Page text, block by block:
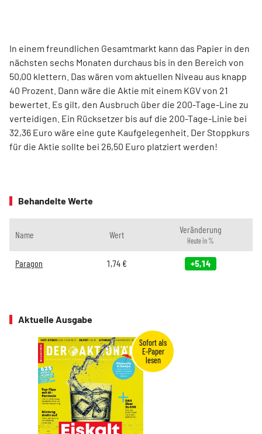
In einem freundlichen Gesamtmarkt kann das Papier in den
nächsten sechs Monaten durchaus bis in den Bereich von
50,00 klettern. Das wären vom aktuellen Niveau aus knapp
40 Prozent. Dann wäre die Aktie mit einem KGV von 21
bewertet. Es gilt, den Ausbruch über die 200-Tage-Line zu
verteidigen. Ein Rücksetzer bis auf die 200-Tage-Linie bei
32,36 Euro wäre eine gute Kaufgelegenheit. Der Stoppkurs
für die Aktie sollte bei 26,50 Euro platziert werden!
Behandelte Werte
Name Wert Veränderung
Heute in %
Paragon 1,74 € +5,14
Aktuelle Ausgabe